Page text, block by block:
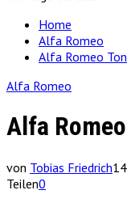
Home
Alfa Romeo
Alfa Romeo
Alfa Romeo
Alfa
von Tobias Friedrich
Teilen0